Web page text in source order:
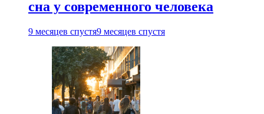
сна у современного человека
9 месяцев спустя9 месяцев спустя